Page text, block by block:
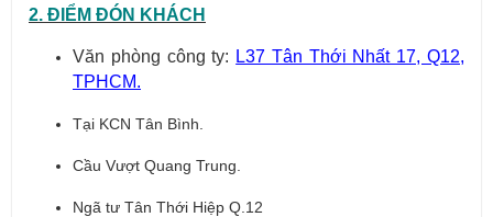
2. ĐIỂM ĐÓN KHÁCH
Văn phòng công ty: L37 Tân Thới Nhất 17, Q12,
TPHCM.
Tại KCN Tân Bình.
Cầu Vượt Quang Trung.
Ngã tư Tân Thới Hiệp Q.12